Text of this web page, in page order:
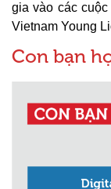
gia vào các
Vietnam Young
Con bạn